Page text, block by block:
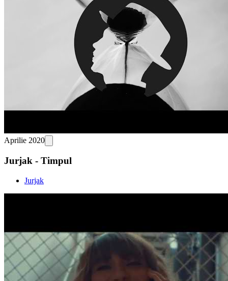
Aprilie 2020
Jurjak - Timpul
Jurjak